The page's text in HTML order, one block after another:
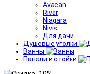
Avacan
River
Niagara
Nivis
Для дачи
Душевые уголки
Ванны
Панели и стойки